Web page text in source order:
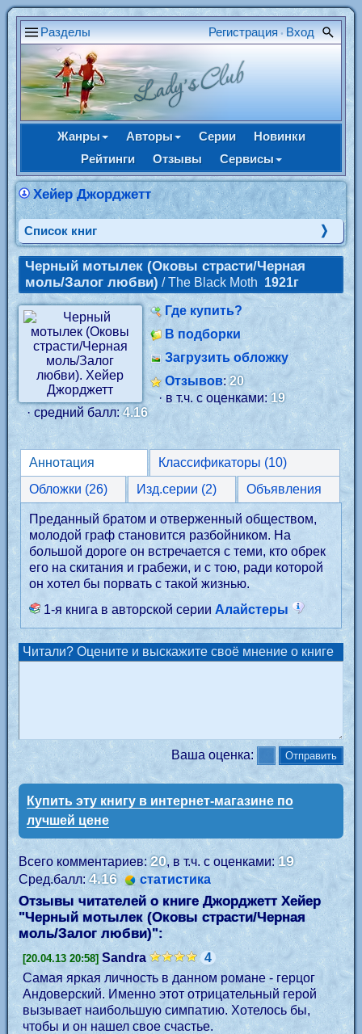
Разделы Регистрация • Вход
Жанры Авторы Серии
Новинки
Рейтинги
Отзывы Сервисы
Хейер Джорджетт
Cписок книг
Черный мотылек (Оковы страсти/Черная
моль/Залог любви) / The Black Moth 1921г
Где купить?
В подборки
Загрузить обложку
Отзывов:20
· в т.ч. с оценками: 19
· средний балл:4.16
Аннотация
Классификаторы (10)
Обложки (26)
Изд.серии (2) Объявления
Преданный братом и отверженный обществом,
молодой граф становится разбойником. На
большой дороге он встречается с теми, кто обрек
его на скитания и грабежи, и с тою, ради которой
он хотел бы порвать с такой жизнью.
1-я книга в авторской серии Алайстеры
Читали? Оцените и выскажите своё мнение о книге
Ваша оценка:
Купить эту книгу в интернет-магазине по
лучшей цене
Всего комментариев: 20, в т.ч. с оценками:19
Сред.балл:4.16 статистика
Отзывы читателей о книге Джорджетт Хейер
"Черный мотылек (Оковы страсти/Черная
моль/Залог любви)":
[20.04.13 20:58] Sandra
4
Самая яркая личность в данном романе - герцог
Андоверский. Именно этот отрицательный герой
вызывает наибольшую симпатию. Хотелось бы,
чтобы и он нашел свое счастье.